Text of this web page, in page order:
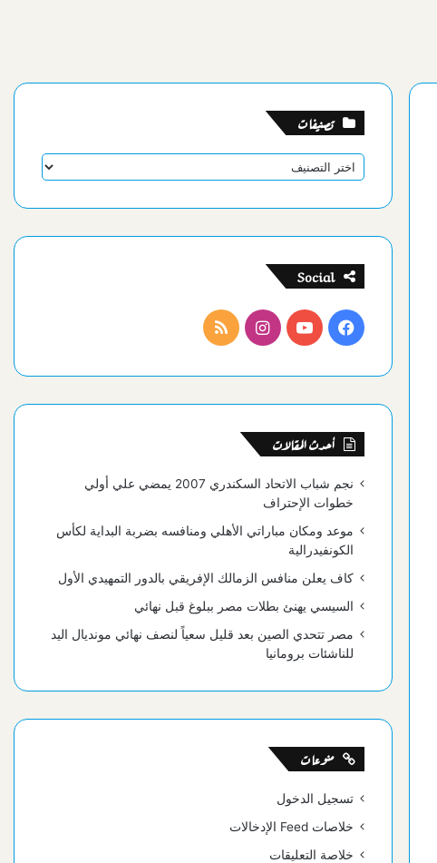
تصنيفات
تصنيفات
Social
فيسبوكيوتيوبانستقرامملخص
أحدث المقالات
نجم شباب الاتحاد السكندري 2007 يمضي علي أولي
خطوات الإحتراف
موعد ومكان مباراتي الأهلي ومنافسه بضربة البداية لكأس
الكونفيدرالية
كاف يعلن منافس الزمالك الإفريقي بالدور التمهيدي الأول
السيسي يهنئ بطلات مصر ببلوغ قبل نهائي
مصر تتحدي الصين بعد قليل سعياً لنصف نهائي مونديال اليد
للناشئات برومانيا
منوعات
تسجيل الدخول
خلاصات Feed الإدخالات
خلاصة التعليقات